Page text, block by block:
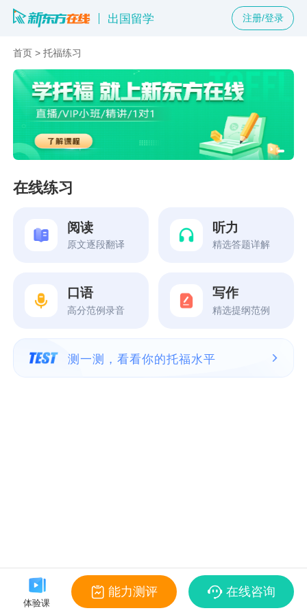
出国留学 注册/登录
首页 >托福练习
在线练习
阅读
原文逐段翻译
听力
精选答题详解
口语
高分范例录音
写作
精选提纲范例
测一测，看看你的托福水平
体验课
能力测评 在线咨询